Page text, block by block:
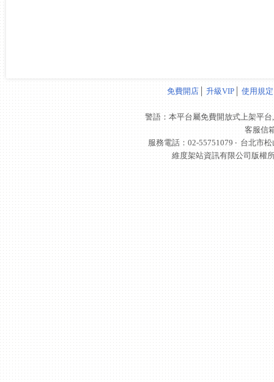
免費開店│升級VIP│ 使用規定
警語：本平台屬免費開放式上架平
客服信
服務電話：02-55751079 ‧ 台北市
維度架站資訊有限公司版權